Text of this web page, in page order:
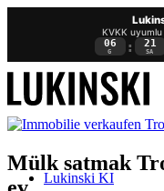
KVKK
06
G : 21
SA
Lukinski KI
Mülk satmak